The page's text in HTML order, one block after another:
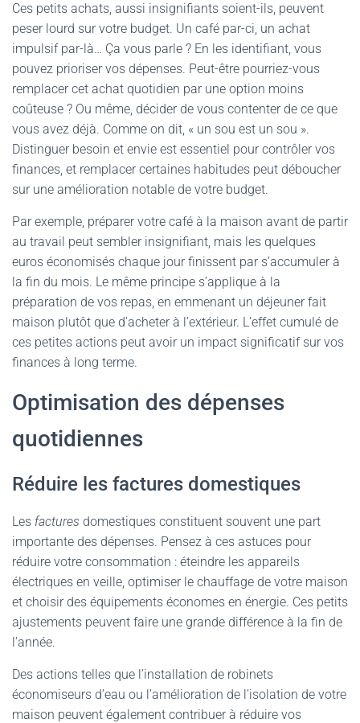
Ces petits achats, aussi insignifiants soient-ils, peuvent
peser lourd sur votre budget. Un café par-ci, un achat
impulsif par-là… Ça vous parle ? En les identifiant, vous
pouvez prioriser vos dépenses. Peut-être pourriez-vous
remplacer cet achat quotidien par une option moins
coûteuse ? Ou même, décider de vous contenter de ce que
vous avez déjà. Comme on dit, « un sou est un sou ».
Distinguer besoin et envie est essentiel pour contrôler vos
finances, et remplacer certaines habitudes peut déboucher
sur une amélioration notable de votre budget.
Par exemple, préparer votre café à la maison avant de partir
au travail peut sembler insignifiant, mais les quelques
euros économisés chaque jour finissent par s’accumuler à
la fin du mois. Le même principe s’applique à la
préparation de vos repas, en emmenant un déjeuner fait
maison plutôt que d’acheter à l’extérieur. L’effet cumulé de
ces petites actions peut avoir un impact significatif sur vos
finances à long terme.
Optimisation des dépenses
quotidiennes
Réduire les factures domestiques
Les factures domestiques constituent souvent une part
importante des dépenses. Pensez à ces astuces pour
réduire votre consommation : éteindre les appareils
électriques en veille, optimiser le chauffage de votre maison
et choisir des équipements économes en énergie. Ces petits
ajustements peuvent faire une grande différence à la fin de
l’année.
Des actions telles que l’installation de robinets
économiseurs d’eau ou l’amélioration de l’isolation de votre
maison peuvent également contribuer à réduire vos